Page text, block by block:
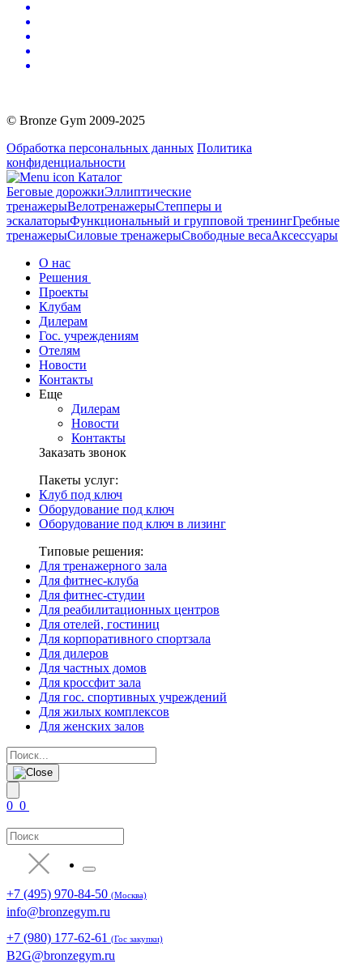
© Bronze Gym 2009-2025
Обработка персональных данных Политика
конфиденциальности
Каталог
Беговые дорожкиЭллиптические
тренажерыВелотренажерыСтепперы и
эскалаторыФункциональный и групповой тренингГребные
тренажерыСиловые тренажерыСвободные весаАксессуары
О нас
Решения
Проекты
Клубам
Дилерам
Гос. учреждениям
Отелям
Новости
Контакты
Еще
Дилерам
Новости
Контакты
Заказать звонок
Пакеты услуг:
Клуб под ключ
Оборудование под ключ
Оборудование под ключ в лизинг
Типовые решения:
Для тренажерного зала
Для фитнес-клуба
Для фитнес-студии
Для реабилитационных центров
Для отелей, гостиниц
Для корпоративного спортзала
Для дилеров
Для частных домов
Для кроссфит зала
Для гос. спортивных учреждений
Для жилых комплексов
Для женских залов
0 0
+7 (495) 970-84-50 (Москва)
info@bronzegym.ru
+7 (980) 177-62-61 (Гос закупки)
B2G@bronzegym.ru